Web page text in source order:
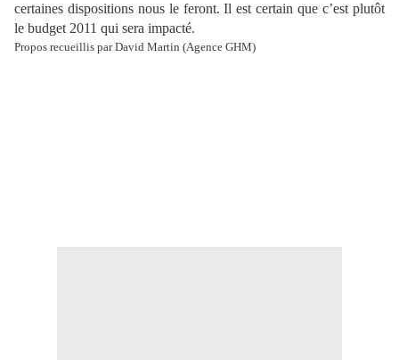
certaines dispositions nous le feront. Il est certain que c’est plutôt
le budget 2011 qui sera impacté.
Propos recueillis par David Martin (Agence GHM)